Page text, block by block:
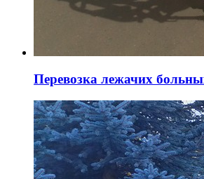
Перевозка лежачих